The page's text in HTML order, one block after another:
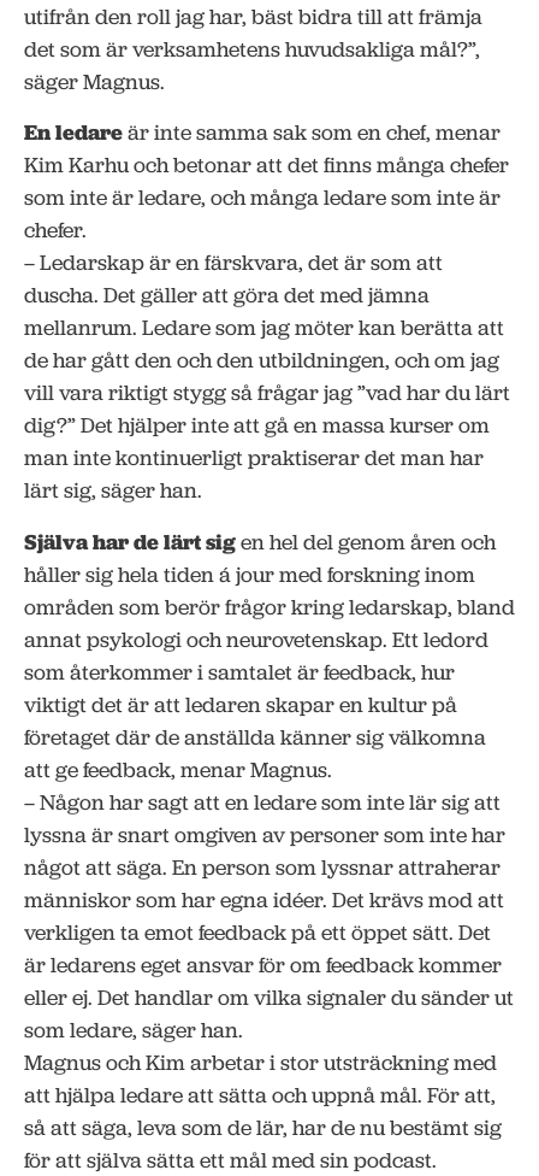
utifrån den roll jag har, bäst bidra till att främja
det som är verksamhetens huvudsakliga mål?”,
säger Magnus.
En ledareär inte samma sak som en chef, menar
Kim Karhu och betonar att det finns många chefer
som inte är ledare, och många ledare som inte är
chefer.
– Ledarskap är en färskvara, det är som att
duscha. Det gäller att göra det med jämna
mellanrum. Ledare som jag möter kan berätta att
de har gått den och den utbildningen, och om jag
vill vara riktigt stygg så frågar jag ”vad har du lärt
dig?” Det hjälper inte att gå en massa kurser om
man inte kontinuerligt praktiserar det man har
lärt sig, säger han.
Själva har de lärt sigen hel del genom åren och
håller sig hela tiden á jour med forskning inom
områden som berör frågor kring ledarskap, bland
annat psykologi och neurovetenskap. Ett ledord
som återkommer i samtalet är feedback, hur
viktigt det är att ledaren skapar en kultur på
företaget där de anställda känner sig välkomna
att ge feedback, menar Magnus.
– Någon har sagt att en ledare som inte lär sig att
lyssna är snart omgiven av personer som inte har
något att säga. En person som lyssnar attraherar
människor som har egna idéer. Det krävs mod att
verkligen ta emot feedback på ett öppet sätt. Det
är ledarens eget ansvar för om feedback kommer
eller ej. Det handlar om vilka signaler du sänder ut
som ledare, säger han.
Magnus och Kim arbetar i stor utsträckning med
att hjälpa ledare att sätta och uppnå mål. För att,
så att säga, leva som de lär, har de nu bestämt sig
för att själva sätta ett mål med sin podcast.